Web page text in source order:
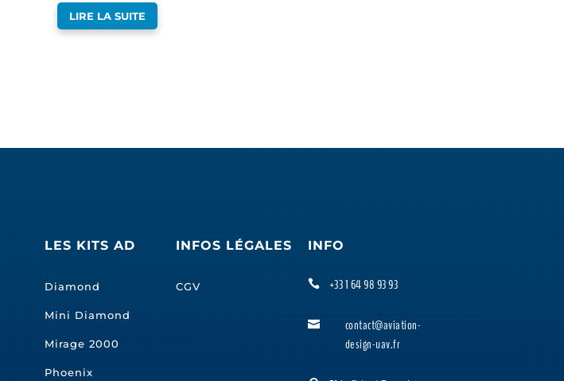
LIRE LA SUITE
LES KITS AD
Diamond
Mini Diamond
Mirage 2000
Phoenix
INFOS LÉGALES
CGV
INFO
 +33 1 64 98 93 93

contact@aviation-
design-uav.fr